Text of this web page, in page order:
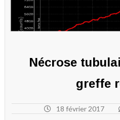
Nécrose
greffe
18 février 2017